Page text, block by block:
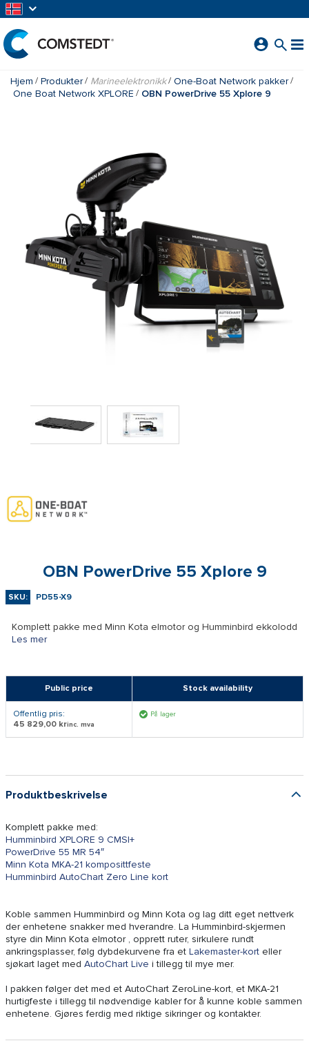
Hjem Produkter Marineelektronikk
One-Boat Network pakker
One Boat Network XPLORE
OBN PowerDrive 55 Xplore 9
OBN PowerDrive 55 Xplore 9
SKU: PD55-X9
Komplett pakke med Minn Kota elmotor og Humminbird ekkolodd
Les mer
Public price Stock availability
Offentlig pris:
45 829,00 krinc. mva
På lager
Produktbeskrivelse
Komplett pakke med:
Humminbird XPLORE 9 CMSI+
PowerDrive 55 MR 54″
Minn Kota MKA-21 komposittfeste
Humminbird AutoChart Zero Line kort
Koble sammen Humminbird og Minn Kota og lag ditt eget nettverk
der enhetene snakker med hverandre. La Humminbird-skjermen
styre din Minn Kota elmotor , opprett ruter, sirkulere rundt
ankringsplasser, følg dybdekurvene fra et Lakemaster-kort eller
sjøkart laget med AutoChart Live i tillegg til mye mer.
I pakken følger det med et AutoChart ZeroLine-kort, et MKA-21
hurtigfeste i tillegg til nødvendige kabler for å kunne koble sammen
enhetene. Gjøres ferdig med riktige sikringer og kontakter.